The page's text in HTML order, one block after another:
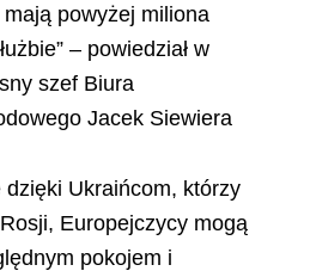
powyżej miliona
– powiedział w
szef Biura
Jacek Siewiera
dzięki Ukraińcom, którzy
Europejczycy mogą
pokojem i